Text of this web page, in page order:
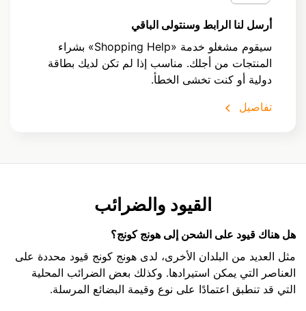
أرسل لنا الرابط وسنتولى الباقي
سيقوم مشغلو خدمة «Shopping Help» بشراء
المنتجات من أجلك. مناسب إذا لم تكن لديك بطاقة
دولية أو كنت تخشى الخطأ.
تفاصيل
القيود والضرائب
هل هناك قيود على الشحن إلى هونج كونج؟
مثل العديد من البلدان الأخرى، لدى هونج كونج قيود محددة على
العناصر التي يمكن استيرادها. وكذلك بعض الضرائب المحلية
التي قد تنطبق اعتمادًا على نوع وقيمة البضائع المرسلة.